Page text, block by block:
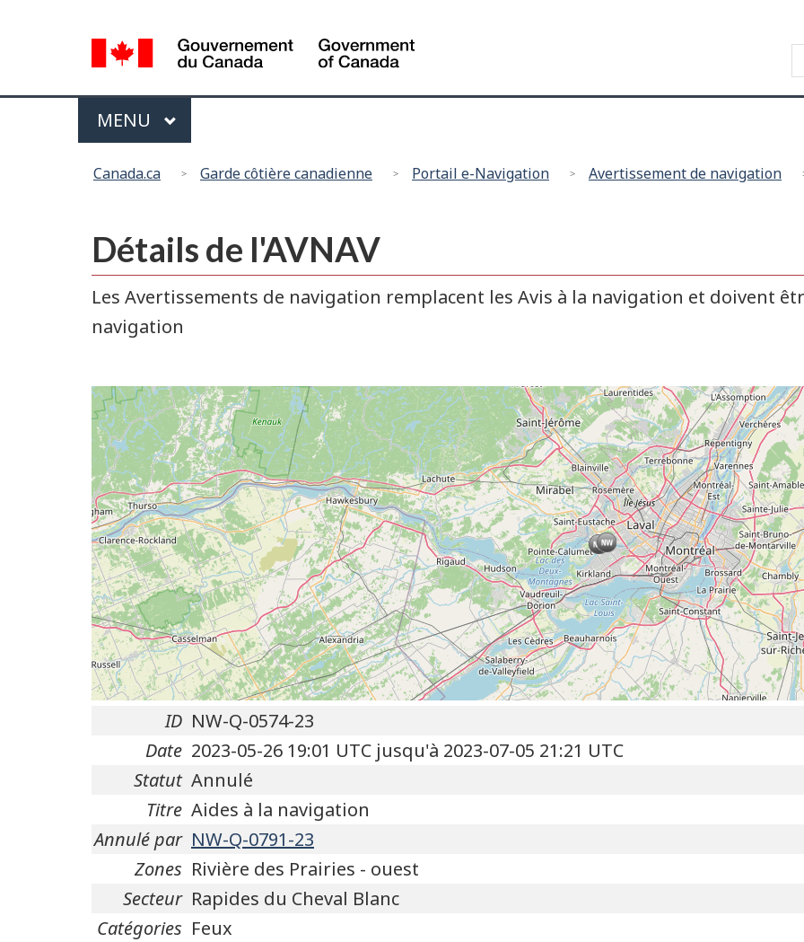
de
la
langue
Menu
MENU PRINCIPAL
Canada.ca Garde côtière canadienne Portail e-Navigation Avertissement de navigation
Détails de l'AVNAV
Les Avertissements de navigation remplacent les Avis à la navigation et doivent
navigation
ID NW-Q-0574-23
Date 2023-05-26 19:01 UTC jusqu'à 2023-07-05 21:21 UTC
Statut Annulé
Titre Aides à la navigation
Annulé par NW-Q-0791-23
Zones Rivière des Prairies - ouest
Secteur Rapides du Cheval Blanc
Catégories Feux